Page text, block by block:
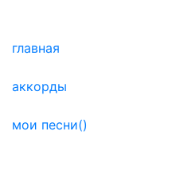
главная
аккорды
мои песни()